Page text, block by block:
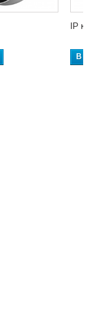
IP
В